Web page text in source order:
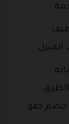
المنزل.
خصم كفو.